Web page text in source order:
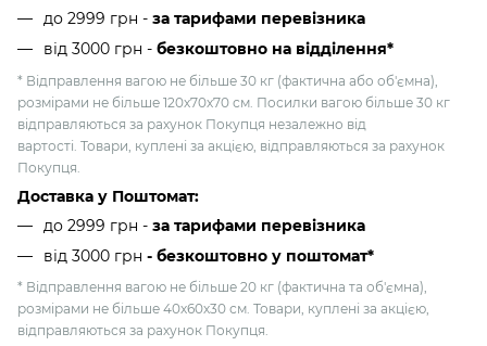
до 2999 грн - за тарифами перевізника
від 3000 грн - безкоштовно на відділення*
* Відправлення вагою не більше 30 кг (фактична або об'ємна),
розмірами не більше 120х70х70 см. Посилки вагою більше 30 кг
відправляються за рахунок Покупця незалежно від
вартості. Товари, куплені за акцією, відправляються за рахунок
Покупця.
Доставка у Поштомат:
до 2999 грн - за тарифами перевізника
від 3000 грн - безкоштовно у поштомат*
* Відправлення вагою не більше 20 кг (фактична та об'ємна),
розмірами не більше 40х60х30 см. Товари, куплені за акцією,
відправляються за рахунок Покупця.